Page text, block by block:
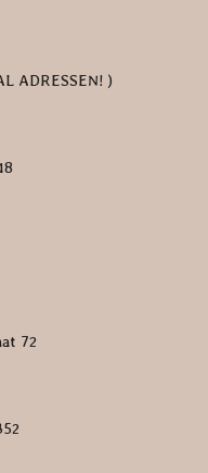
ADRESSEN! )
72